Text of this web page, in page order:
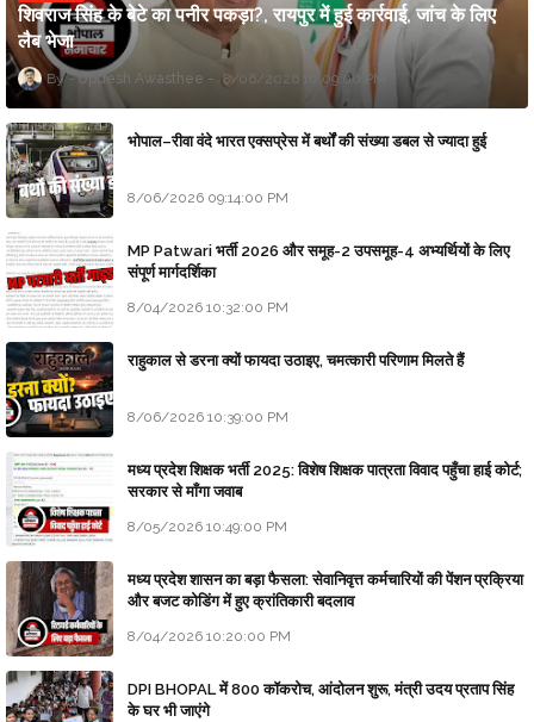
शिवराज सिंह के बेटे का पनीर पकड़ा?, रायपुर में हुई कार्रवाई, जांच के लिए
लैब भेजा
Updesh Awasthee 8/06/2026 10:09:00 PM
भोपाल–रीवा वंदे भारत एक्सप्रेस में बर्थों की संख्या डबल से ज्यादा हुई
8/06/2026 09:14:00 PM
MP Patwari भर्ती 2026 और समूह-2 उपसमूह-4 अभ्यर्थियों के लिए
संपूर्ण मार्गदर्शिका
8/04/2026 10:32:00 PM
राहुकाल से डरना क्यों फायदा उठाइए, चमत्कारी परिणाम मिलते हैं
8/06/2026 10:39:00 PM
मध्य प्रदेश शिक्षक भर्ती 2025: विशेष शिक्षक पात्रता विवाद पहुँचा हाई कोर्ट;
सरकार से माँगा जवाब
8/05/2026 10:49:00 PM
मध्य प्रदेश शासन का बड़ा फैसला: सेवानिवृत्त कर्मचारियों की पेंशन प्रक्रिया
और बजट कोडिंग में हुए क्रांतिकारी बदलाव
8/04/2026 10:20:00 PM
DPI BHOPAL में 800 कॉकरोच, आंदोलन शुरू, मंत्री उदय प्रताप सिंह
के घर भी जाएंगे